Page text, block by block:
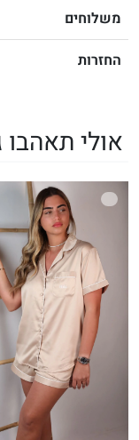
משלוחים
החזרות
אולי תאהבו